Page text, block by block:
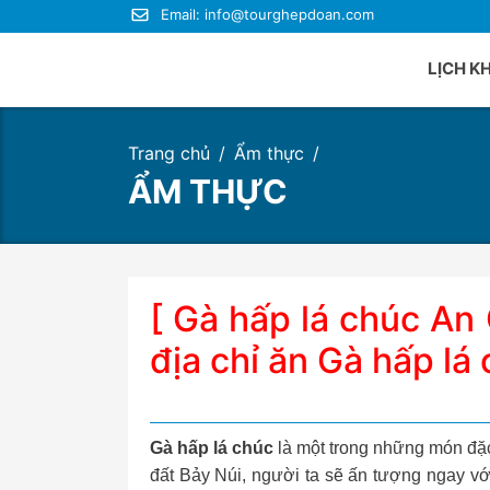
Email: info@tourghepdoan.com
LỊCH
Du
Trang chủ Ẩm thực
ẨM THỰC
[ Gà hấp lá chúc
địa chỉ ăn Gà hấp lá
Gà hấp lá chúc là một trong những món
đất Bảy Núi, người ta sẽ ấn tượng ngay